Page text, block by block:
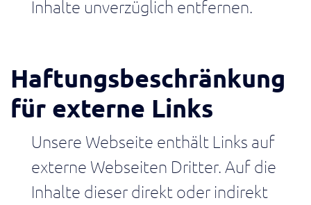
Materialflüsse
sichtbar
machen
Operational
Excellence
Verbesserungspotenziale
Wertstrom
systematisch
erkennen
Inhalte unverzüglich entfernen.
Haftungsbeschränkung
für externe Links
Unsere Webseite enthält Links auf
externe Webseiten Dritter. Auf die
Inhalte dieser direkt oder indirekt